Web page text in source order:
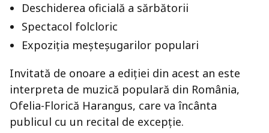
Deschiderea oficială a sărbătorii
Spectacol folcloric
Expoziția meșteșugarilor populari
Invitată de onoare a ediției din acest an este
interpreta de muzică populară din România,
Ofelia-Florică Harangus, care va încânta
publicul cu un recital de excepție.